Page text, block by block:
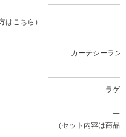
はこちら）
カーテシーラン
ラゲ
一
（セット内容は商品